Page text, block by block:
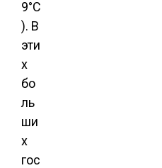
9°C
). В
эти
х
бо
ль
ши
х
гос